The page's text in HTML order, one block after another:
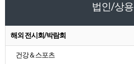
법인/상용
해외 전시회/박람회
건강＆스포츠